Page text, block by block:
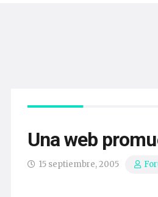
Una web
15 septiembre, 2005